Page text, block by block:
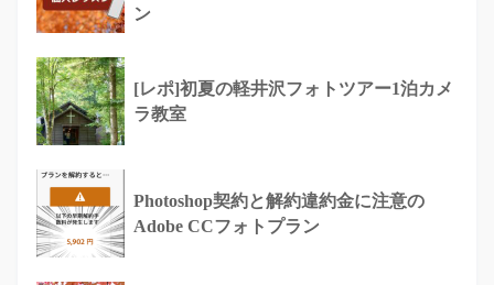
ン
[レポ]初夏の軽井沢フォトツアー1泊カメ
ラ教室
Photoshop契約と解約違約金に注意の
Adobe CCフォトプラン